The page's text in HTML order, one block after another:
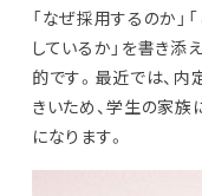
「なぜ採用するのか」
しているか」を書き添
的です。最近では、内
きいため、学生の家族
になります。